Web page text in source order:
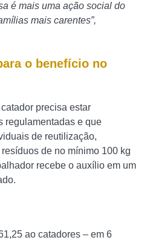
é mais uma ação social do
mais carentes”,
o benefício no
precisa estar
regulamentadas e que
de reutilização,
de no mínimo 100 kg
recebe o auxílio em um
ao catadores – em 6